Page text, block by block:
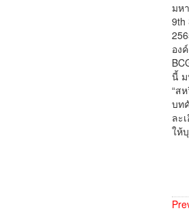
มห
9th
อง
นี้ ม
“ส
บท
ละ
ให้